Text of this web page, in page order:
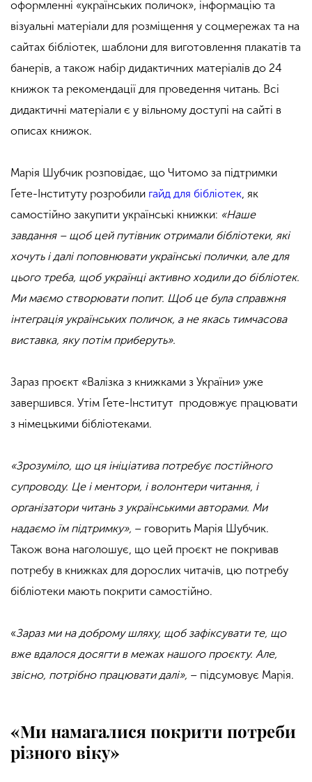
оформленні «українських поличок», інформацію та
візуальні матеріали для розміщення у соцмережах та на
сайтах бібліотек, шаблони для виготовлення плакатів та
банерів, а також набір дидактичних матеріалів до 24
книжок та рекомендації для проведення читань. Всі
дидактичні матеріали є у вільному доступі на сайті в
описах книжок.
Марія Шубчик розповідає, що Читомо за підтримки
Ґете-Інституту розробили гайд для бібліотек, як
самостійно закупити українські книжки: «Наше
завдання – щоб цей путівник отримали бібліотеки, які
хочуть і далі поповнювати українські полички, але для
цього треба, щоб українці активно ходили до бібліотек.
Ми маємо створювати попит. Щоб це була справжня
інтеграція українських поличок, а не якась тимчасова
виставка, яку потім приберуть».
Зараз проєкт «Валізка з книжками з України» уже
завершився. Утім Ґете-Інститут продовжує працювати
з німецькими бібліотеками.
«Зрозуміло, що ця ініціатива потребує постійного
супроводу. Це і ментори, і волонтери читання, і
організатори читань з українськими авторами. Ми
надаємо їм підтримку», – говорить Марія Шубчик.
Також вона наголошує, що цей проєкт не покривав
потребу в книжках для дорослих читачів, цю потребу
бібліотеки мають покрити самостійно.
«Зараз ми на доброму шляху, щоб зафіксувати те, що
вже вдалося досягти в межах нашого проєкту. Але,
звісно, потрібно працювати далі», – підсумовує Марія.
«Ми намагалися покрити потреби
різного віку»